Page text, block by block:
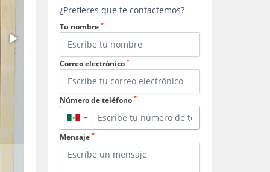
¿Prefieres que te contactemos?
Tu nombre *
Correo electrónico *
Número de teléfono *
▼
Mensaje *